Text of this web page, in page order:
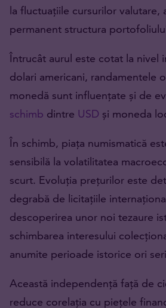
la fluctuațiile cursurilor valutare,
permanent structura
Întrucât aurul este cotat la nivel
dolari americani, randamentele
monedă sunt influențate și de
schimb dintre USD și moneda
În schimb, piața numismatică
sensibilă la volatilitatea
scurt. Evoluția prețurilor este
degrabă de licitațiile
descoperirea unor noi tezaure
schimbarea interesului
anumite perioade istorice ori
Această independență față de
reduce corelația cu piețele